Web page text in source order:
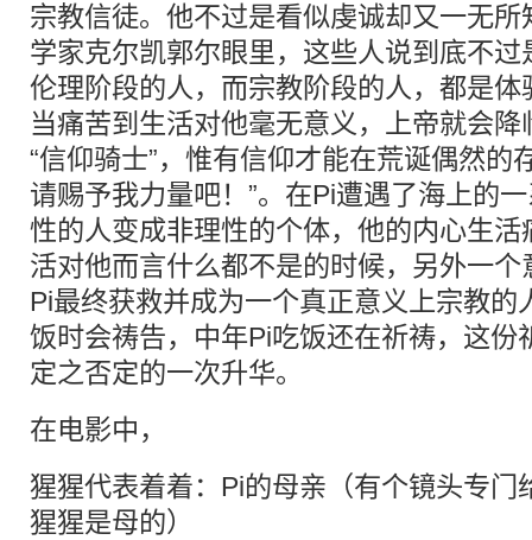
宗教信徒。他不过是看似虔诚却又一无
学家克尔凯郭尔眼里，这些人说到底不
伦理阶段的人，而宗教阶段的人，都是
当痛苦到生活对他毫无意义，上帝就会
“信仰骑士”，惟有信仰才能在荒诞偶然的
请赐予我力量吧！”。在Pi遭遇了海上的
性的人变成非理性的个体，他的内心生
活对他而言什么都不是的时候，另外一
Pi最终获救并成为一个真正意义上宗教的
饭时会祷告，中年Pi吃饭还在祈祷，这份
定之否定的一次升华。
在电影中，
猩猩代表着着：Pi的母亲（有个镜头专门
猩猩是母的）